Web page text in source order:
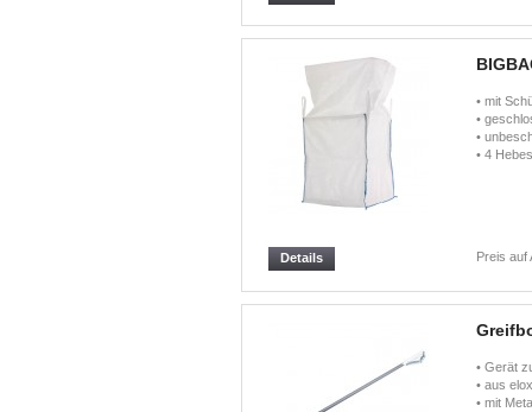
• mit
•
•
• 4
Preis auf
Details
• Gerät
• aus
• mit